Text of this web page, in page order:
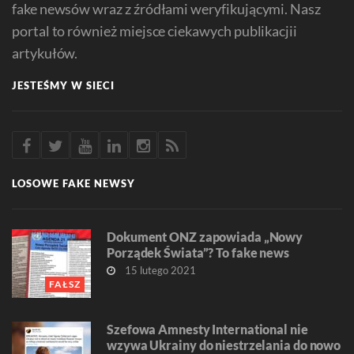
fake newsów wraz z źródłami weryfikującymi. Nasz
portal to również miejsce ciekawych publikacjii
artykułów.
JESTEŚMY W SIECI
LOSOWE FAKE NEWSY
FAŁSZ
Dokument ONZ zapowiada „Nowy
Porządek Świata”? To fake news
15 lutego 2021
Szefowa Amnesty International nie
wzywa Ukrainy do niestrzelania do nowo